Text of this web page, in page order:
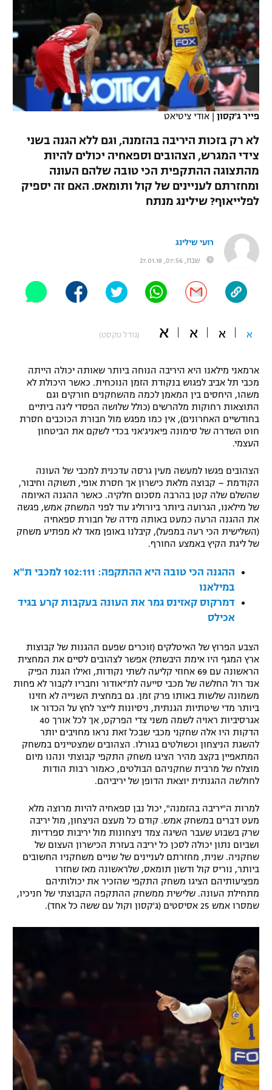
VOD
רץ ברשת
תוצאות
לוח שידורים
ברחבה
"מעל הליגה" – פודקאסט
"מחצית בשכונה" – פודקאסט
משתתפים וזוכים בפרסים
תקנון משתתפים וזוכים בפרסים
תקנון עבור פעילות אלקטרה
תקנון עבור פעילות ספורט 1 – "מרלן"
טניס
גיימינג E-Sports
מדיניות פרטיות
תקנון פעילות ספורט 1
הצטרפות לחבילת הערוצים
לוח דרושים – ג'ובנט
תגיות
המגזין
נבחרת ישראל
מכבי חיפה
בית"ר ירושלים
מכבי תל אביב
הפועל חיפה
הפועל באר שבע
בני יהודה
ליגה ספרדית
ליגה איטלקית
ליגה צרפתית
ליגה הולנדית
ליגה טורקית
ליגה סינית
ליגה ברזילאית
ליגות נוספות
כדורסל נשים
מכבי תל אביב
הפועל חולון
הפועל ירושלים
יורוליג
יורוקאפ
טניס
כדוריד
כדורעף
שחייה
ג'ודו
אגרוף
ספורט אולימפי
UFC
אופניים
ספורט מוטורי
פוטבול אמריקאי NFL
בייסבול MLB
ספורט אתגרי ואקסטרים
אומנויות לחימה
גיימינג E-Sports
פייר ג'קסון | אודי ציטיאט
לא רק בזכות היריבה בהזמנה, וגם ללא הגנה בשני
צידי המגרש, הצהובים וספאחיה יכולים להיות
מהתצוגה ההתקפית הכי טובה שלהם העונה
ומחזרתם לעניינים של קול ותומאס. האם זה יספיק
לפלייאוף? שילינג מנתח
רועי שילינג
שבת, 07:56, 27.01.18
א א א א (גודל טקסט)
ארמאני מילאנו היא היריבה הנוחה ביותר שאותה יכולה הייתה
מכבי תל אביב לפגוש בנקודת הזמן הנוכחית. כאשר היכולת לא
משהו, היחסים בין המאמן לכמה מהשחקנים חורקים וגם
התוצאות רחוקות מלהרשים (כולל שלושה הפסדי ליגה ביתיים
בחודשיים האחרונים), אין כמו מפגש מול חבורת הכוכבים חסרת
חוט השדרה של סימונה פיאניג'אני בכדי לשקם את הביטחון
העצמי.
הצהובים פגשו למעשה מעין גרסה עדכנית למכבי של העונה
הקודמת – קבוצה מלאת כישרון אך חסרת אופי, תשוקה וחיבור,
שהשלם שלה קטן בהרבה מסכום חלקיה. כאשר ההגנה האיומה
של מילאנו, הגרועה ביותר ביורוליג עוד לפני המשחק אמש, פגשה
את ההגנה הרעה כמעט באותה מידה של חבורת ספאחיה
(השלישית הכי רעה במפעל), קיבלנו באופן מאד לא מפתיע משחק
של ליגת הקיץ באמצע החורף.
ההגנה הכי טובה היא ההתקפה: 102:111 למכבי ת"א
במילאנו
דמרקוס קאזינס גמר את העונה בעקבות קרע בגיד
אכילס
הצבע הפרוץ של האיטלקים (זוכרים שפעם ההגנות של קבוצות
ארץ המגף היו אימת היבשת?) אפשר לצהובים לסיים את המחצית
הראשונה עם 69 אחוזי קליעה לשתי נקודות, ואילו הגנת הפיק
אנד רול החלשה של מכבי סייעה לת'יאודור וחבריו לקבור לא פחות
משמונה שלשות באותו פרק זמן. גם במחצית השנייה לא חזינו
ביותר מדי שיטתיות הגנתית, ניסיונות לייצר לחץ על הכדור או
אגרסיביות ראויה לשמה משני צדי הפרקט, אך לכל אורך 40
הדקות היו אלה שחקני מכבי שבכל זאת נראו מחויבים יותר
להשגת הניצחון וכשולטים בגורלו. הצהובים שמצטיינים במשחק
המתאפיין בקצב מהיר הציגו משחק התקפי קבוצתי ונהנו מיום
מוצלח של מרבית שחקניהם הבולטים, כאמור רבות הודות
לחולשה ההגנתית יוצאת הדופן של יריביהם.
למרות ה"יריבה בהזמנה", יכול נבן ספאחיה להיות מרוצה מלא
מעט דברים במשחק אמש. קודם כל מעצם הניצחון, מול יריבה
שרק בשבוע שעבר השיגה צמד ניצחונות מול יריבות ספרדיות
ושביום נתון יכולה לסכן כל יריבה בעזרת הכישרון העצום של
שחקניה. שנית, מחזרתם לעניינים של שניים משחקניו החשובים
ביותר, נוריס קול ודשון תומאס, שלראשונה מאז שחזרו
מפציעותיהם הציגו משחק התקפי שהזכיר את יכולותיהם
מתחילת העונה. שלישית ממשחק ההתקפה הקבוצתי של חניכיו,
שמסרו אמש 25 אסיסטים (ג'קסון וקול עם ששה כל אחד).